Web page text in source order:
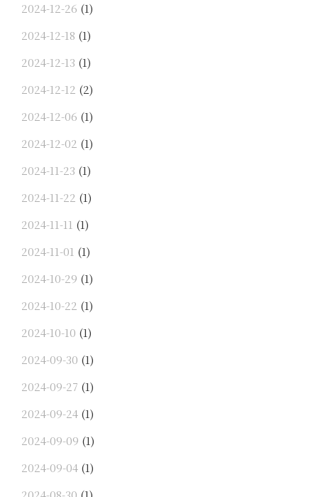
2024-12-26 (1)
2024-12-18 (1)
2024-12-13 (1)
2024-12-12 (2)
2024-12-06 (1)
2024-12-02 (1)
2024-11-23 (1)
2024-11-22 (1)
2024-11-11 (1)
2024-11-01 (1)
2024-10-29 (1)
2024-10-22 (1)
2024-10-10 (1)
2024-09-30 (1)
2024-09-27 (1)
2024-09-24 (1)
2024-09-09 (1)
2024-09-04 (1)